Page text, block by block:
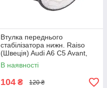
Втулка переднього
стабілізатора нижн. Raiso
(Швеція) Audi A6 C5 Avant,
Ауді А6 Ц5 97- #RL-8D0317C
UANWQEO4
В наявності
104 ₴ 120 ₴